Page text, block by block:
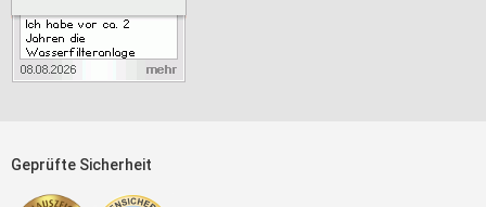
Geprüfte Sicherheit